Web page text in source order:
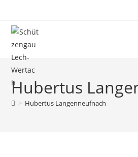
springen
Hubertus
> Hubertus Langenneufnach